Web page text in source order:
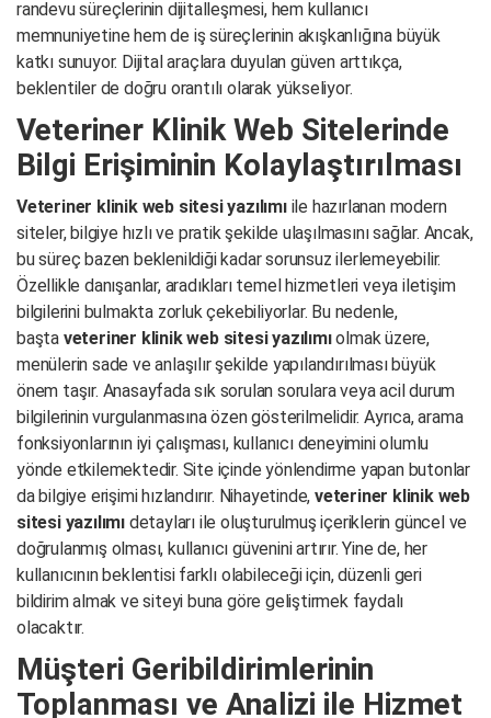
randevu süreçlerinin dijitalleşmesi, hem kullanıcı
memnuniyetine hem de iş süreçlerinin akışkanlığına büyük
katkı sunuyor. Dijital araçlara duyulan güven arttıkça,
beklentiler de doğru orantılı olarak yükseliyor.
Veteriner Klinik Web Sitelerinde
Bilgi Erişiminin Kolaylaştırılması
Veteriner klinik web sitesi yazılımıile hazırlanan modern
siteler, bilgiye hızlı ve pratik şekilde ulaşılmasını sağlar. Ancak,
bu süreç bazen beklenildiği kadar sorunsuz ilerlemeyebilir.
Özellikle danışanlar, aradıkları temel hizmetleri veya iletişim
bilgilerini bulmakta zorluk çekebiliyorlar. Bu nedenle,
başta veteriner klinik web sitesi yazılımıolmak üzere,
menülerin sade ve anlaşılır şekilde yapılandırılması büyük
önem taşır. Anasayfada sık sorulan sorulara veya acil durum
bilgilerinin vurgulanmasına özen gösterilmelidir. Ayrıca, arama
fonksiyonlarının iyi çalışması, kullanıcı deneyimini olumlu
yönde etkilemektedir. Site içinde yönlendirme yapan butonlar
da bilgiye erişimi hızlandırır. Nihayetinde,veteriner klinik web
sitesi yazılımı detayları ile oluşturulmuş içeriklerin güncel ve
doğrulanmış olması, kullanıcı güvenini artırır. Yine de, her
kullanıcının beklentisi farklı olabileceği için, düzenli geri
bildirim almak ve siteyi buna göre geliştirmek faydalı
olacaktır.
Müşteri Geribildirimlerinin
Toplanması ve Analizi ile Hizmet